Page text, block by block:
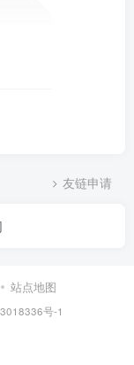
友链申请
站点地图
号-1